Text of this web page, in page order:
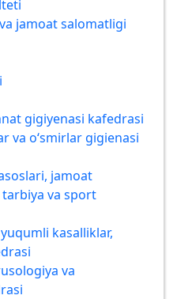
jamoat salomatligi
gigiyenasi kafedrasi
va o‘smirlar gigienasi
jamoat
va sport
kasalliklar,
va